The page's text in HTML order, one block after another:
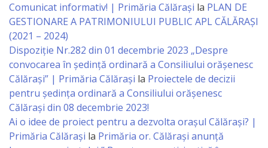
Reglementarea
Regimului
Funciar
Serviciul
Relaţii
cu
Comunicat informativ! | Primăria Călărași la PLAN DE
GESTIONARE A PATRIMONIULUI PUBLIC APL CĂLĂRAȘI
(2021 – 2024)
Dispoziție Nr.282 din 01 decembrie 2023 „Despre
convocarea în ședință ordinară a Consiliului orășenesc
Călărași” | Primăria Călărași la Proiectele de decizii
pentru ședința ordinară a Consiliului orășenesc
Călărași din 08 decembrie 2023!
Ai o idee de proiect pentru a dezvolta orașul Călărași? |
Primăria Călărași la Primăria or. Călărași anunță